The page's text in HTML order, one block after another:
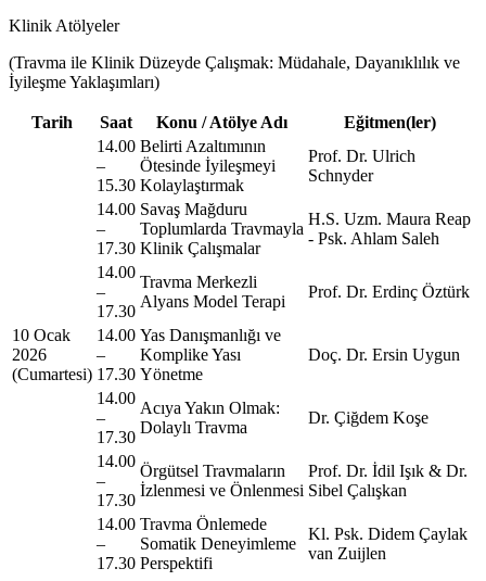
Klinik Atölyeler
(Travma ile Klinik Düzeyde Çalışmak: Müdahale, Dayanıklılık ve
İyileşme Yaklaşımları)
Tarih Saat Konu / Atölye Adı Eğitmen(ler)
10 Ocak
2026
(Cumartesi)
14.00
–
15.30
Belirti Azaltımının
Ötesinde İyileşmeyi
Kolaylaştırmak
Prof. Dr. Ulrich
Schnyder
14.00
–
17.30
Savaş Mağduru
Toplumlarda Travmayla
Klinik Çalışmalar
H.S. Uzm. Maura Reap
- Psk. Ahlam Saleh
14.00
–
17.30
Travma Merkezli
Alyans Model Terapi
Prof. Dr. Erdinç Öztürk
14.00
–
17.30
Yas Danışmanlığı ve
Komplike Yası
Yönetme
Doç. Dr. Ersin Uygun
14.00
–
17.30
Acıya Yakın Olmak:
Dolaylı Travma
Dr. Çiğdem Koşe
14.00
–
17.30
Örgütsel Travmaların
İzlenmesi ve Önlenmesi
Prof. Dr. İdil Işık & Dr.
Sibel Çalışkan
14.00
–
17.30
Travma Önlemede
Somatik Deneyimleme
Perspektifi
Kl. Psk. Didem Çaylak
van Zuijlen